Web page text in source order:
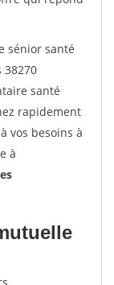
sénior santé
38270
santé
rapidement
vos besoins à
à